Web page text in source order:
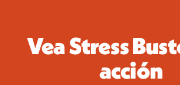
Vea Stress
acción